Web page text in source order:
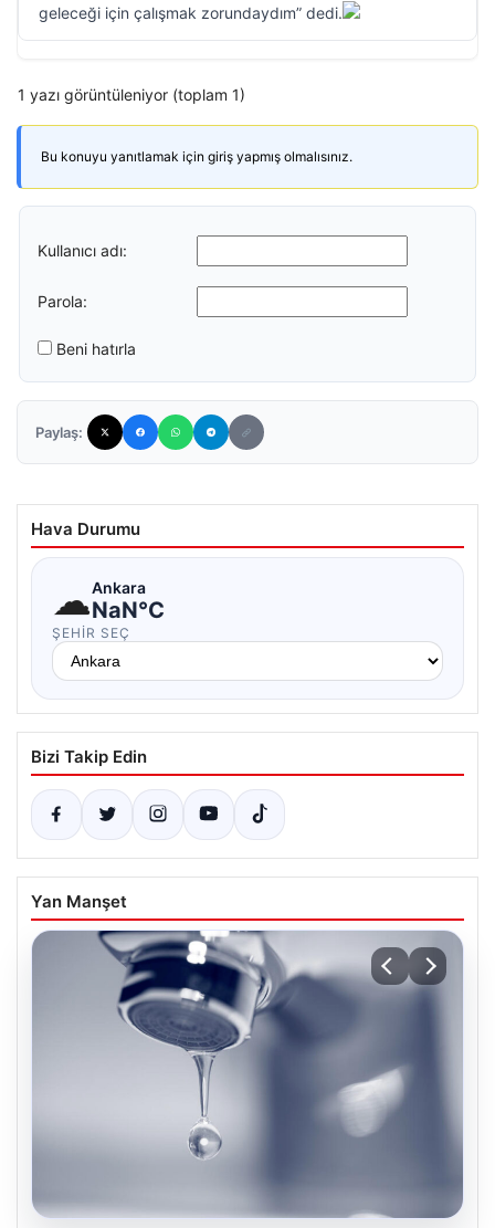
geleceği için çalışmak zorundaydım” dedi.
1 yazı görüntüleniyor (toplam 1)
Bu konuyu yanıtlamak için giriş yapmış olmalısınız.
Kullanıcı adı:
Parola:
Beni hatırla
Paylaş:
Hava Durumu
☁Ankara
NaN°C
ŞEHIR SEÇ
Bizi Takip Edin
Yan Manşet